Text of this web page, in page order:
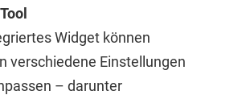
Widget können
verschiedene Einstellungen
– darunter